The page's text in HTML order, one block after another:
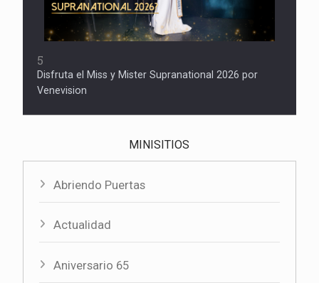
5
Disfruta el Miss y Mister Supranational 2026 por
Venevision
MINISITIOS
Abriendo Puertas
Actualidad
Aniversario 65